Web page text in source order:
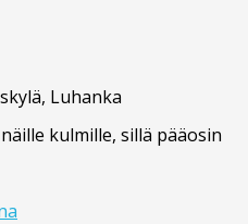
Luhanka
kulmille, sillä pääosin